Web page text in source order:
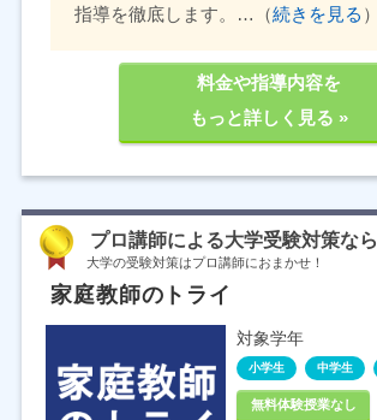
指導を徹底します。…（続きを見る ）
料金や指導内容を
もっと詳しく見る »
プロ講師による大学受験対策なら
大学の受験対策はプロ講師におまかせ！
家庭教師のトライ
対象学年
小学生 中学生
無料体験授業なし